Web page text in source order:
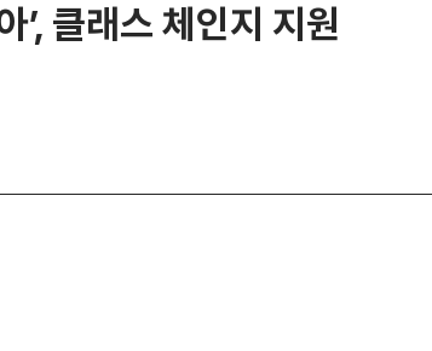
클래스 체인지 지원